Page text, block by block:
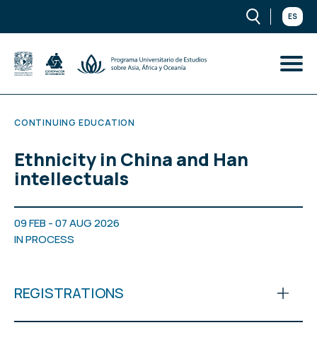
ES
CONTINUING EDUCATION
Ethnicity in China and Han
intellectuals
09 FEB - 07 AUG 2026
IN PROCESS
REGISTRATIONS